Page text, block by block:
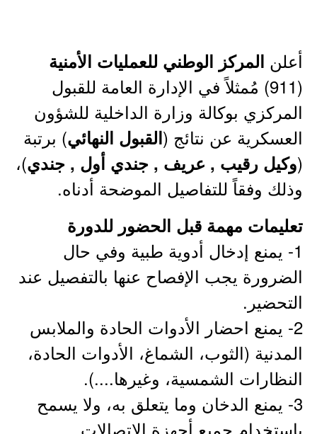
أعلن المركز الوطني للعمليات الأمنية
(911) مُمثلاً في الإدارة العامة للقبول
المركزي بوكالة وزارة الداخلية للشؤون
العسكرية عن نتائج (القبول النهائي) برتبة
(وكيل رقيب , عريف , جندي أول , جندي)،
وذلك وفقاً للتفاصيل الموضحة أدناه.
تعليمات مهمة قبل الحضور للدورة
1- يمنع إدخال أدوية طبية وفي حال
الضرورة يجب الإفصاح عنها بالتفصيل عند
التحضير.
2- يمنع احضار الأدوات الحادة والملابس
المدنية (الثوب، الشماغ، الأدوات الحادة،
النظارات الشمسية، وغيرها....).
3- يمنع الدخان وما يتعلق به، ولا يسمح
باستخدام جميع أجهزة الاتصالات